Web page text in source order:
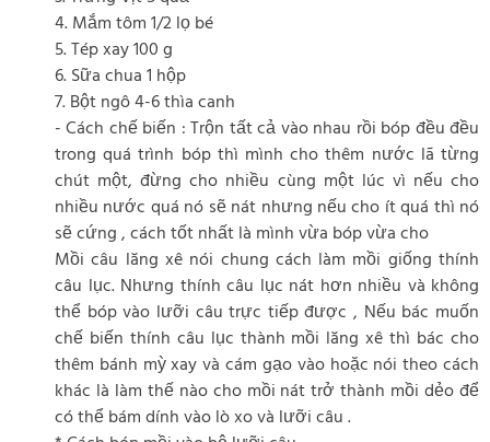
4. Mắm tôm 1/2 lọ bé
5. Tép xay 100 g
6. Sữa chua 1 hộp
7. Bột ngô 4-6 thìa canh
- Cách chế biến : Trộn tất cả vào nhau rồi bóp đều đều
trong quá trình bóp thì mình cho thêm nước lã từng
chút một, đừng cho nhiều cùng một lúc vì nếu cho
nhiều nước quá nó sẽ nát nhưng nếu cho ít quá thì nó
sẽ cứng , cách tốt nhất là mình vừa bóp vừa cho
Mồi câu lăng xê nói chung cách làm mồi giống thính
câu lục. Nhưng thính câu lục nát hơn nhiều và không
thể bóp vào lưỡi câu trực tiếp được , Nếu bác muốn
chế biến thính câu lục thành mồi lăng xê thì bác cho
thêm bánh mỳ xay và cám gạo vào hoặc nói theo cách
khác là làm thế nào cho mồi nát trở thành mồi dẻo để
có thể bám dính vào lò xo và lưỡi câu .